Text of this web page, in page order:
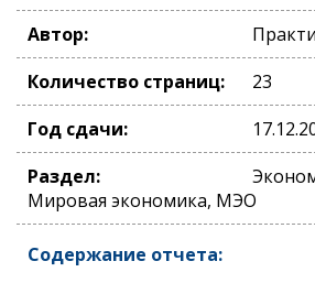
Автор:
Количество страниц:
23
Год сдачи:
Раздел:
Мировая экономика, МЭО
Содержание отчета: